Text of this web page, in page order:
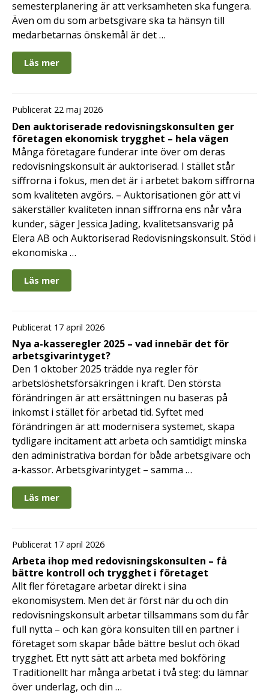
semesterplanering är att verksamheten ska fungera.
Även om du som arbetsgivare ska ta hänsyn till
medarbetarnas önskemål är det …
Läs mer
Publicerat 22 maj 2026
Den auktoriserade redovisningskonsulten ger
företagen ekonomisk trygghet – hela vägen
Många företagare funderar inte över om deras
redovisningskonsult är auktoriserad. I stället står
siffrorna i fokus, men det är i arbetet bakom siffrorna
som kvaliteten avgörs. – Auktorisationen gör att vi
säkerställer kvaliteten innan siffrorna ens når våra
kunder, säger Jessica Jading, kvalitetsansvarig på
Elera AB och Auktoriserad Redovisningskonsult. Stöd i
ekonomiska …
Läs mer
Publicerat 17 april 2026
Nya a-kasseregler 2025 – vad innebär det för
arbetsgivarintyget?
Den 1 oktober 2025 trädde nya regler för
arbetslöshetsförsäkringen i kraft. Den största
förändringen är att ersättningen nu baseras på
inkomst i stället för arbetad tid. Syftet med
förändringen är att modernisera systemet, skapa
tydligare incitament att arbeta och samtidigt minska
den administrativa bördan för både arbetsgivare och
a-kassor. Arbetsgivarintyget – samma …
Läs mer
Publicerat 17 april 2026
Arbeta ihop med redovisningskonsulten – få
bättre kontroll och trygghet i företaget
Allt fler företagare arbetar direkt i sina
ekonomisystem. Men det är först när du och din
redovisningskonsult arbetar tillsammans som du får
full nytta – och kan göra konsulten till en partner i
företaget som skapar både bättre beslut och ökad
trygghet. Ett nytt sätt att arbeta med bokföring
Traditionellt har många arbetat i två steg: du lämnar
över underlag, och din …